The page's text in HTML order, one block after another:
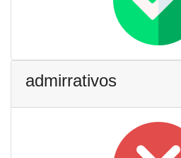
admirrativos